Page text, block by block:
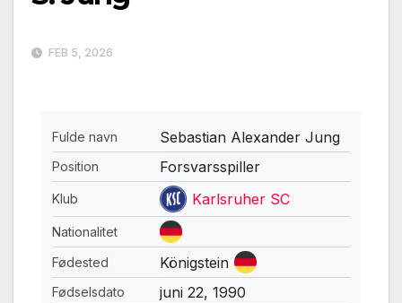
FEB 5, 2026
Fulde navn Sebastian Alexander Jung
Position Forsvarsspiller
Klub Karlsruher SC
Nationalitet
Fødested
Königstein
Fødselsdato juni 22, 1990